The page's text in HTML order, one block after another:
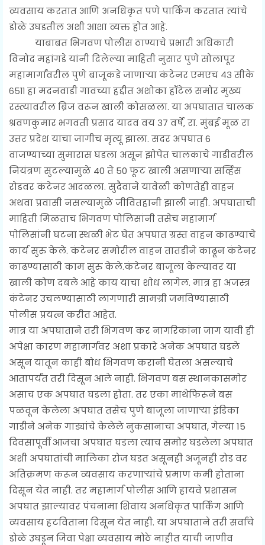
व्यवसाय करतात आणि अनधिकृत पणे पार्किंग करतात त्यांचे
डोळे उघडतील अशी आशा व्यक्त होत आहे.
याबाबत भिगवण पोलीस ठाण्याचे प्रभारी अधिकारी
विनोद महांगडे यांनी दिलेल्या माहिती नुसार पुणे सोलापूर
महामार्गांवरील पुणे बाजूकडे जाणाऱ्या कंटेनर एमएच ४३ सीके
६५११ हा मदनवाडी गावच्या हद्दीत अशोका हॉटेल समोर मुख्य
रस्त्यावरील ब्रिज वरून खाली कोसळला. या अपघातात चालक
श्रवणकुमार भगवती प्रसाद यादव वय ३७ वर्षे, रा. मुंबई मूळ रा
उत्तर प्रदेश याचा जागीच मृत्यू झाला. सदर अपघात 6
वाजण्याच्या सुमारास घडला असून झोपेत चालकाचे गाडीवरील
नियंत्रण सुटल्यामुळे 40 ते 50 फूट खाली असणाऱ्या सर्व्हिस
रोडवर कंटेनर आदळला. सुदैवाने यावेळी कोणतेही वाहन
अथवा प्रवासी नसल्यामुळे जीवितहानी झाली नाही. अपघाताची
माहिती मिळताच भिगवण पोलिसांनी तसेच महामार्ग
पोलिसांनी घटना स्थळी भेट घेत अपघात ग्रस्त वाहन काढण्याचे
कार्य सुरु केले. कंटेनर समोरील वाहन तातडीने काढून कंटेनर
काढण्यासाठी काम सुरु केले.कंटेनर बाजूला केल्यावर या
खाली कोण दबले आहे काय याचा शोध लागेल. मात्र हा अजस्त्र
कंटेनर उचलण्यासाठी लागणारी सामग्री जमविण्यासाठी
पोलीस प्रयत्न करीत आहेत.
मात्र या अपघाताने तरी भिगवण कर नागरिकांना जाग यावी ही
अपेक्षा कारण महामार्गवर अशा प्रकारे अनेक अपघात घडले
असून यातून काही बोध भिगवण करानी घेतला असल्याचे
आतापर्यंत तरी दिसून आले नाही. भिगवण बस स्थानकासमोर
असाच एक अपघात घडला होता. तर एका माथेफिरूने बस
पळवून केलेला अपघात तसेच पुणे बाजूला जाणाऱ्या इंडिका
गाडीने अनेक गाड्यांचे केलेले नुकसानाचा अपघात, गेल्या 15
दिवसापूर्वी आजचा अपघात घडला त्याच समोर घडलेला अपघात
अशी अपघातांची मालिका रोज घडत असूनही अजूनही रोड वर
अतिक्रमण करून व्यवसाय करणाऱ्यांचे प्रमाण कमी होताना
दिसून येत नाही. तर महामार्ग पोलीस आणि हायवे प्रशासन
अपघात झाल्यावर पंचनामा शिवाय अनधिकृत पार्किंग आणि
व्यवसाय हटविताना दिसून येत नाही. या अपघाताने तरी सर्वांचे
डोळे उघडून जिवा पेक्षा व्यवसाय मोठे नाहीत याची जाणीव